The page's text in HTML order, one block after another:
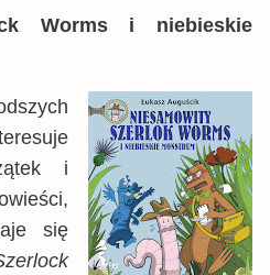
7,23 zł
24,49 zł
25,99 zł
26,00 zł
26,33 zł
26,56 zł
Worms i niebieskie
i
się